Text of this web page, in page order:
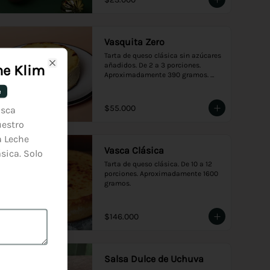
Vasquita Zero
Tarta de queso clásica sin azúcares
añadidos. De 2 a 3 porciones.
Aproximadamente 390 gramos.
$55.000
Vasca Clásica
Tarta de queso clásica. De 10 a 12
porciones. Aproximadamente 1600
gramos.
$146.000
Salsa Dulce de Uchuva
Klim
Leche
Solo